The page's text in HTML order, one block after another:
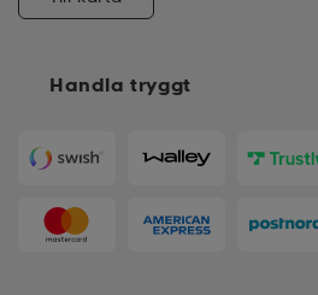
Handla tryggt